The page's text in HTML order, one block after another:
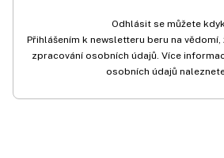
Odhlásit se můžete
Přihlášením k newsletteru beru na
zpracování osobních údajů. Více
osobních údajů